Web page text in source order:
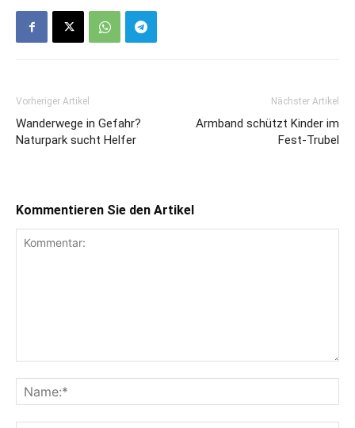
Vorheriger Artikel
Wanderwege in Gefahr?
Naturpark sucht Helfer
Nächster Artikel
Armband schützt Kinder im
Fest-Trubel
Kommentieren Sie den Artikel